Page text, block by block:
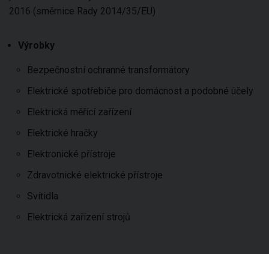
2016 (směrnice Rady 2014/35/EU)
Výrobky
Bezpečnostní ochranné transformátory
Elektrické spotřebiče pro domácnost a podobné účely
Elektrická měřící zařízení
Elektrické hračky
Elektronické přístroje
Zdravotnické elektrické přístroje
Svítidla
Elektrická zařízení strojů